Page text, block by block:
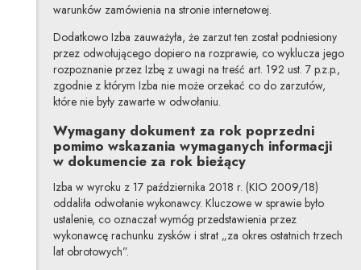
warunków zamówienia na stronie internetowej.
Dodatkowo Izba zauważyła, że zarzut ten został podniesiony
przez odwołującego dopiero na rozprawie, co wyklucza jego
rozpoznanie przez Izbę z uwagi na treść art. 192 ust. 7 p.z.p.,
zgodnie z którym Izba nie może orzekać co do zarzutów,
które nie były zawarte w odwołaniu.
Wymagany dokument za rok poprzedni
pomimo wskazania wymaganych informacji
w dokumencie za rok bieżący
Izba w wyroku z 17 października 2018 r. (KIO 2009/18)
oddaliła odwołanie wykonawcy. Kluczowe w sprawie było
ustalenie, co oznaczał wymóg przedstawienia przez
wykonawcę rachunku zysków i strat „za okres ostatnich trzech
lat obrotowych”.